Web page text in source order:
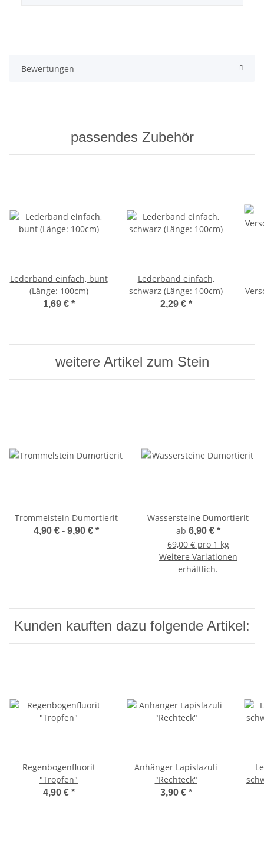
Bewertungen
passendes Zubehör
Lederband einfach, bunt
(Länge: 100cm)
1,69 € *
Lederband einfach,
schwarz (Länge: 100cm)
2,29 € *
weitere Artikel zum Stein
Trommelstein Dumortierit
4,90 € - 9,90 € *
Wassersteine Dumortierit
ab 6,90 € *
69,00 € pro 1 kg
Weitere Variationen
erhältlich.
Kunden kauften dazu folgende Artikel:
Regenbogenfluorit
"Tropfen"
4,90 € *
Anhänger Lapislazuli
"Rechteck"
3,90 € *